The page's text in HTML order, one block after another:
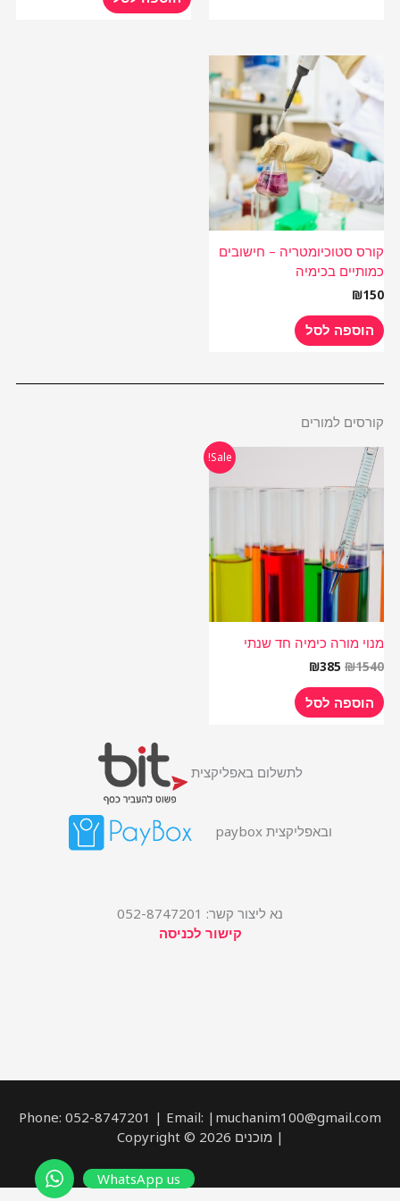
קורס סטוכיומטריה – חישובים
כמותיים בכימיה
₪150
הוספה לסל
קורסים למורים
Sale!
מנוי מורה כימיה חד שנתי
₪1540
היה:
₪385
הוספה לסל
לתשלום באפליקצית
ובאפליקצית paybox
נא ליצור קשר: 052-8747201
קישור לכניסה
Phone: 052-8747201 | Email: |muchanim100@gmail.com
| מוכנים Copyright © 2026
WhatsApp us